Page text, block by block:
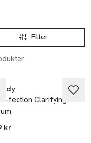
Filter
fection Clarifying
kr